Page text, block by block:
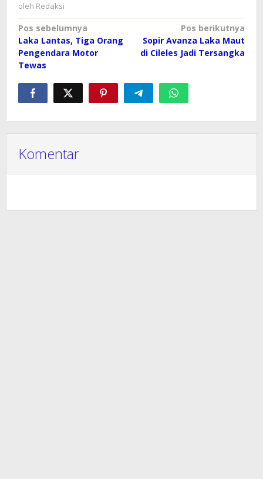
oleh Redaksi
Navigasi
pos
Pos sebelumnya
Laka Lantas, Tiga Orang
Pengendara Motor
Tewas
Pos berikutnya
Sopir Avanza Laka Maut
di Cileles Jadi Tersangka
Komentar